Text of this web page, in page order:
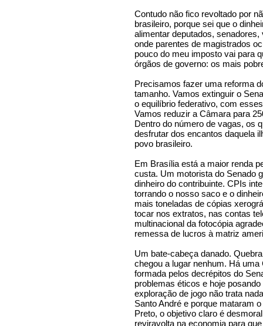
Contudo não fico revoltado por
brasileiro, porque sei que o
alimentar deputados,
onde parentes de magistrados
pouco do meu imposto vai para
órgãos de governo: os mais
Precisamos fazer uma reforma
tamanho. Vamos extinguir o
o equilíbrio federativo, com
Vamos reduzir a Câmara para
Dentro do número de vagas, os
desfrutar dos encantos daquela
povo brasileiro.
Em Brasília está a maior renda
custa. Um motorista do Senado
dinheiro do contribuinte. CPIs
torrando o nosso saco e o
mais toneladas de cópias
tocar nos extratos, nas contas
multinacional da fotocópia
remessa de lucros à matriz
Um bate-cabeça danado.
chegou a lugar nenhum. Há
formada pelos decrépitos do
problemas éticos e hoje
exploração de jogo não trata
Santo André e porque mataram
Preto, o objetivo claro é
reviravolta na economia para